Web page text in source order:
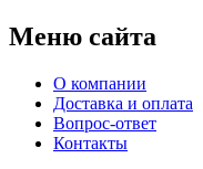
Меню сайта
О компании
Доставка и оплата
Вопрос-ответ
Контакты